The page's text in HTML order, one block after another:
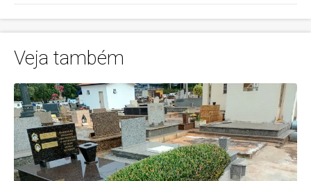
Veja também